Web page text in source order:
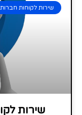
שירות לקוחות חברות
שירות